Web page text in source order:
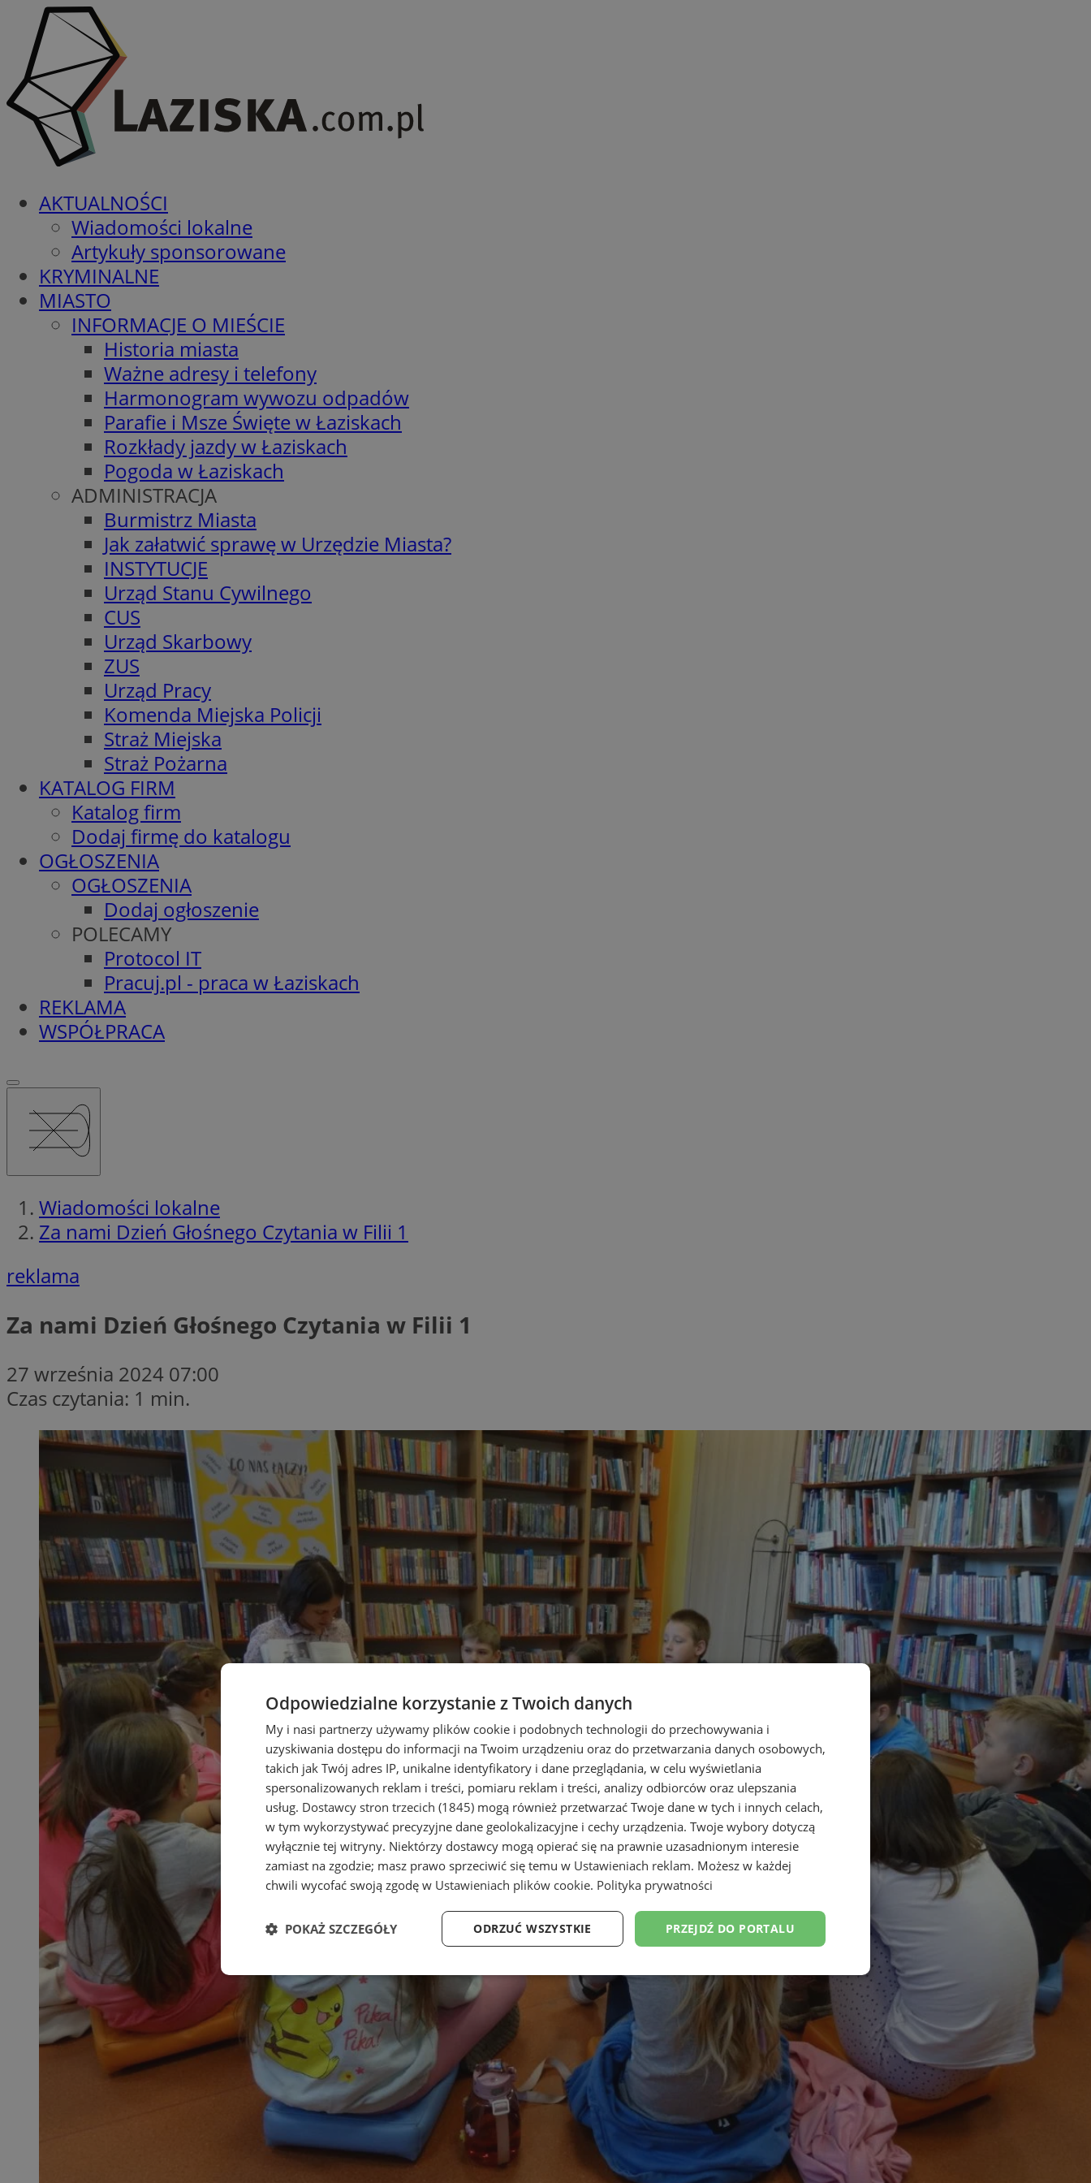
AKTUALNOŚCI
Wiadomości lokalne
Artykuły sponsorowane
KRYMINALNE
MIASTO
INFORMACJE O MIEŚCIE
Historia miasta
Ważne adresy i telefony
Harmonogram wywozu odpadów
Parafie i Msze Święte w Łaziskach
Rozkłady jazdy w Łaziskach
Pogoda w Łaziskach
ADMINISTRACJA
Burmistrz Miasta
Jak załatwić sprawę w Urzędzie Miasta?
INSTYTUCJE
Urząd Stanu Cywilnego
CUS
Urząd Skarbowy
ZUS
Urząd Pracy
Komenda Miejska Policji
Straż Miejska
Straż Pożarna
KATALOG FIRM
Katalog firm
Dodaj firmę do katalogu
OGŁOSZENIA
OGŁOSZENIA
Dodaj ogłoszenie
POLECAMY
Protocol IT
Pracuj.pl - praca w Łaziskach
REKLAMA
WSPÓŁPRACA
Wiadomości lokalne
Za nami Dzień Głośnego Czytania w Filii 1
reklama
Za nami Dzień Głośnego Czytania w Filii 1
27 września 2024 07:00
Czas czytania: 1 min.
Odpowiedzialne korzystanie z Twoich danych
My i nasi partnerzy używamy plików cookie i podobnych technologii do przechowywania i
uzyskiwania dostępu do informacji na Twoim urządzeniu oraz do przetwarzania danych osobowych,
takich jak Twój adres IP, unikalne identyfikatory i dane przeglądania, w celu wyświetlania
spersonalizowanych reklam i treści, pomiaru reklam i treści, analizy odbiorców oraz ulepszania
usług. Dostawcy stron trzecich (1845) mogą również przetwarzać Twoje dane w tych i innych celach,
w tym wykorzystywać precyzyjne dane geolokalizacyjne i cechy urządzenia. Twoje wybory dotyczą
wyłącznie tej witryny. Niektórzy dostawcy mogą opierać się na prawnie uzasadnionym interesie
zamiast na zgodzie; masz prawo sprzeciwić się temu w Ustawieniach reklam. Możesz w każdej
chwili wycofać swoją zgodę w Ustawieniach plików cookie. Polityka prywatności
PRZEJDŹ DO PORTALU
ODRZUĆ WSZYSTKIE
POKAŻ SZCZEGÓŁY
Niezbędne Wydajność Targetowanie Funkcjonalność Niesklasyfikowane
Niezbędne Wydajność Targetowanie Funkcjonalność
Niezbędne pliki cookie umożliwiają korzystanie z podstawowych funkcji strony internetowej, takich jak logowanie użytkownika i
zarządzanie kontem. Bez niezbędnych plików cookie nie można prawidłowo korzystać ze strony internetowej.
Domena Opis